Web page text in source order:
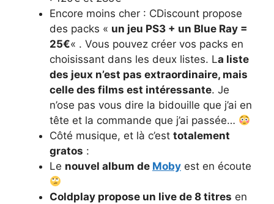
Encore moins cher : CDiscount propose
des packs « un jeu PS3 + un Blue Ray =
25€« . Vous pouvez créer vos packs en
choisissant dans les deux listes. La liste
des jeux n’est pas extraordinaire, mais
celle des films est intéressante. Je
n’ose pas vous dire la bidouille que j’ai en
tête et la commande que j’ai passée…
Côté musique, et là c’est totalement
gratos :
Le nouvel album de Moby est en écoute
Coldplay propose un live de 8 titres en